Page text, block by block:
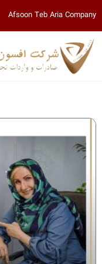
Afsoon Teb Aria Company